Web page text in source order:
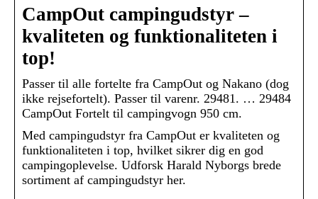
CampOut campingudstyr –
kvaliteten og funktionaliteten i
top!
Passer til alle fortelte fra CampOut og Nakano (dog
ikke rejsefortelt). Passer til varenr. 29481. … 29484
CampOut Fortelt til campingvogn 950 cm.
Med campingudstyr fra CampOut er kvaliteten og
funktionaliteten i top, hvilket sikrer dig en god
campingoplevelse. Udforsk Harald Nyborgs brede
sortiment af campingudstyr her.